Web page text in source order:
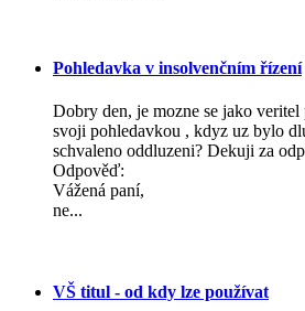
Pohledavka v insolvenčním řízení
Dobry den, je mozne se jako veritel
svoji pohledavkou , kdyz uz bylo
schvaleno oddluzeni? Dekuji za
Odpověď:
Vážená paní,
ne...
VŠ titul - od kdy lze používat